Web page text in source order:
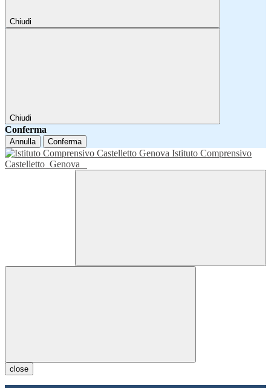
Chiudi
Chiudi
Conferma
Annulla Conferma
Istituto Comprensivo
Castelletto Genova
close